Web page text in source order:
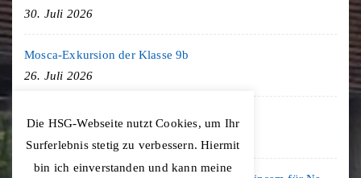
30. Juli 2026
Mosca-Exkursion der Klasse 9b
26. Juli 2026
Freiburg-Exkursion des Geschichte LK
Die HSG-Webseite nutzt Cookies, um Ihr
Surferlebnis stetig zu verbessern. Hiermit
bin ich einverstanden und kann meine